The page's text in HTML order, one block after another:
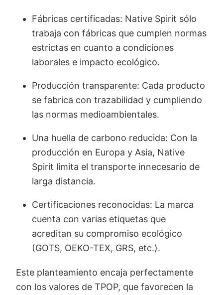
Fábricas certificadas: Native Spirit sólo
trabaja con fábricas que cumplen normas
estrictas en cuanto a condiciones
laborales e impacto ecológico.
Producción transparente: Cada producto
se fabrica con trazabilidad y cumpliendo
las normas medioambientales.
Una huella de carbono reducida: Con la
producción en Europa y Asia, Native
Spirit limita el transporte innecesario de
larga distancia.
Certificaciones reconocidas: La marca
cuenta con varias etiquetas que
acreditan su compromiso ecológico
(GOTS, OEKO-TEX, GRS, etc.).
Este planteamiento encaja perfectamente
con los valores de TPOP, que favorecen la